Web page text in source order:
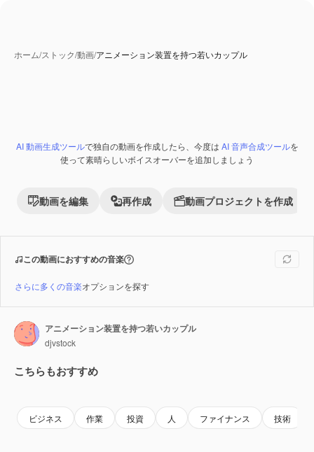
ホーム/ストック/動画/アニメーション装置を持つ若いカップル
Premium
AI 動画生成ツールで独自の動画を作成したら、今度は AI 音声合成ツールを
使って素晴らしいボイスオーバーを追加しましょう
動画を編集 再作成 動画プロジェクトを作成
この動画におすすめの音楽
さらに多くの音楽オプションを探す
アニメーション装置を持つ若いカップル
djvstock
こちらもおすすめ
ビジネス 作業 投資 人 ファイナンス 技術